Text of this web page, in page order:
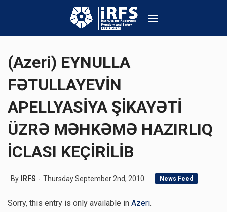
(Azeri) EYNULLA
FƏTULLAYEVİN
APELLYASİYA ŞİKAYƏTİ
ÜZRƏ MƏHKƏMƏ HAZIRLIQ
İCLASI KEÇİRİLİB
By IRFS Thursday September 2nd, 2010 News Feed
Sorry, this entry is only available in Azeri.